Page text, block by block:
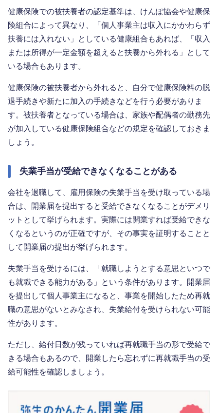
健康保険での被扶養者の認定基準は、けんぽ協会や健康保
険組合によって異なり、「個人事業主は収入にかかわらず
扶養には入れない」としている健康組合もあれば、「収入
または所得が一定金額を超えると扶養から外れる」として
いる場合もあります。
健康保険の被扶養者から外れると、自分で健康保険料の脱
退手続きや新たに加入の手続きなどを行う必要がありま
す。被扶養者となっている場合は、家族や配偶者の勤務先
が加入している健康保険組合などの規定を確認しておきま
しょう。
失業手当が受給できなくなることがある
会社を退職して、雇用保険の失業手当を受け取っている場
合は、開業届を提出すると受給できなくなることがデメリ
ットとして挙げられます。実際には開業すれば受給できな
くなるというのが正確ですが、その事実を証明することと
して開業届の提出が挙げられます。
失業手当を受けるには、「就職しようとする意思といつで
も就職できる能力がある」という条件があります。開業届
を提出して個人事業主になると、事業を開始したため再就
職の意思がないとみなされ、失業給付を受けられない可能
性があります。
ただし、給付日数が残っていれば再就職手当の形で受給で
きる場合もあるので、開業したら忘れずに再就職手当の受
給可能性を確認しましょう。